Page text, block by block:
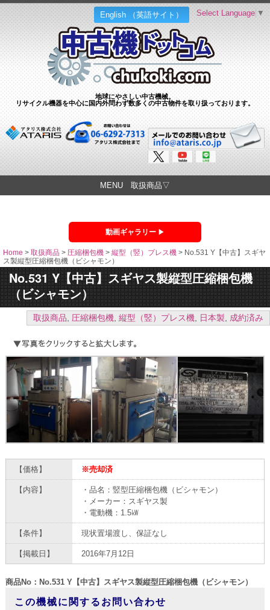
English （英語サイト）
地球にやさしい中古機械。
リサイクル機器を中心に国内外問わず数多くの中古物件を取り扱っております。
Select Language ▼
MENU 取扱商品▽
動画ギャラリー
Home > 取扱商品 > 圧縮梱包機 > 縦型（竪）プレス機 > No.531 Y【中古】スギヤ
ス製縦型圧縮梱包機（ビシャモン）
No.531 Y【中古】スギヤス製縦型圧縮梱包機
（ビシャモン）
取扱商品, 圧縮梱包機, 縦型（竪）プレス機, 日本製, 成約済み
【価格】 ※売却済
【内容】
・品名：竪型圧縮梱包機（ビシャモン）
・メーカー：スギヤス製
・電動機：1.5㎾
【条件】 現状置場渡し、保証なし
【掲載日】 2016年7月12日
商品No：No.531 Y【中古】スギヤス製縦型圧縮梱包機（ビシャモン）
この機械に関するお問い合わせ